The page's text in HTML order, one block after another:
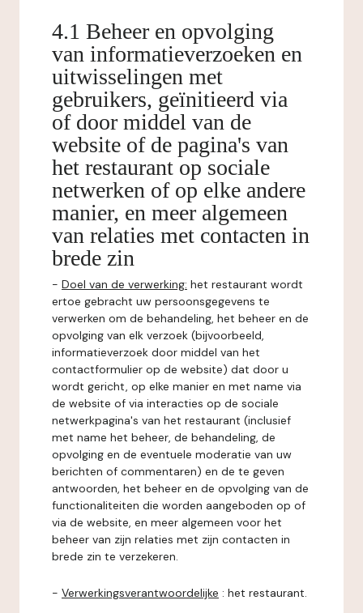
4.1 Beheer en opvolging
van informatieverzoeken en
uitwisselingen met
gebruikers, geïnitieerd via
of door middel van de
website of de pagina's van
het restaurant op sociale
netwerken of op elke andere
manier, en meer algemeen
van relaties met contacten in
brede zin
- Doel van de verwerking: het restaurant wordt
ertoe gebracht uw persoonsgegevens te
verwerken om de behandeling, het beheer en de
opvolging van elk verzoek (bijvoorbeeld,
informatieverzoek door middel van het
contactformulier op de website) dat door u
wordt gericht, op elke manier en met name via
de website of via interacties op de sociale
netwerkpagina's van het restaurant (inclusief
met name het beheer, de behandeling, de
opvolging en de eventuele moderatie van uw
berichten of commentaren) en de te geven
antwoorden, het beheer en de opvolging van de
functionaliteiten die worden aangeboden op of
via de website, en meer algemeen voor het
beheer van zijn relaties met zijn contacten in
brede zin te verzekeren.
- Verwerkingsverantwoordelijke : het restaurant.